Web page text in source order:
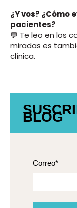
¿Y vos?
pacientes?
💬 Te leo en los
miradas es
clínica.
BLOG
Correo*